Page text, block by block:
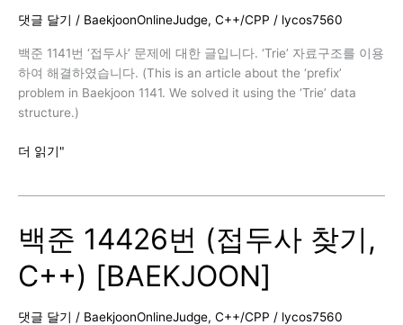
C++)
[BAEKJOON]
댓글 달기 / BaekjoonOnlineJudge, C++/CPP / lycos7560
백준 1141번 ‘접두사’ 문제에 대한 글입니다. ‘Trie’ 자료구조를 이용
하여 해결하였습니다. (This is an article about the ‘prefix’
problem in Baekjoon 1141. We solved it using the ‘Trie’ data
structure.)
백
(접
두
사,
C++)
[BAEKJOON]
더 읽기"
백준 14426번 (접두사 찾기,
C++) [BAEKJOON]
댓글 달기 / BaekjoonOnlineJudge, C++/CPP / lycos7560